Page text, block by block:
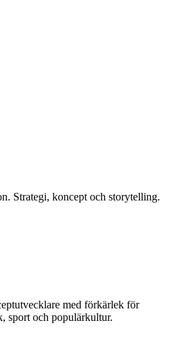
Strategi, koncept och storytelling.
med förkärlek för
sport och populärkultur.